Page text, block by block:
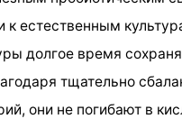
к естественным
долгое время
тщательно
они не погибают в